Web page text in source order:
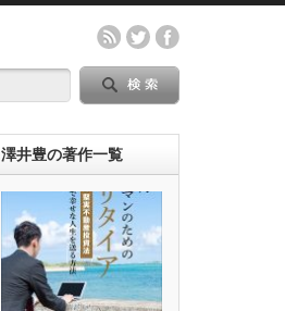
澤井豊の著作一覧